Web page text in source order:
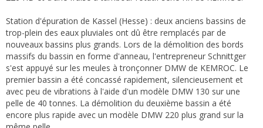
Station d'épuration de Kassel (Hesse) : deux anciens bassins de
trop-plein des eaux pluviales ont dû être remplacés par de
nouveaux bassins plus grands. Lors de la démolition des bords
massifs du bassin en forme d'anneau, l'entrepreneur Schnittger
s'est appuyé sur les meules à tronçonner DMW de KEMROC. Le
premier bassin a été concassé rapidement, silencieusement et
avec peu de vibrations à l'aide d'un modèle DMW 130 sur une
pelle de 40 tonnes. La démolition du deuxième bassin a été
encore plus rapide avec un modèle DMW 220 plus grand sur la